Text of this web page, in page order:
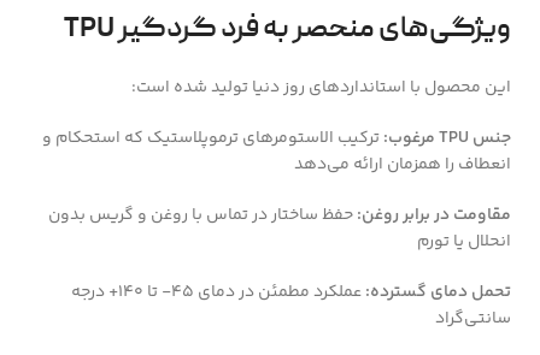
ویژگی‌های منحصر به فرد گردگیر TPU
این محصول با استانداردهای روز دنیا تولید شده است:
جنس TPU مرغوب:
ترکیب الاستومرهای ترموپلاستیک که استحکام و
انعطاف را همزمان ارائه می‌دهد
مقاومت در برابر روغن:حفظ ساختار در تماس با روغن و گریس بدون
انحلال یا تورم
تحمل دمای گسترده:
عملکرد مطمئن در دمای ۴۵- تا ۱۴۰+ درجه
سانتی‌گراد